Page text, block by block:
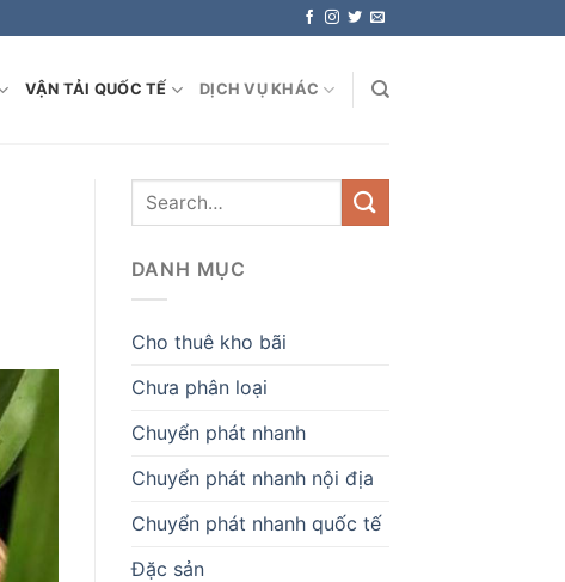
VẬN TẢI QUỐC TẾ DỊCH VỤ KHÁC
DANH MỤC
Cho thuê kho bãi
Chưa phân loại
Chuyển phát nhanh
Chuyển phát nhanh nội địa
Chuyển phát nhanh quốc tế
Đặc sản